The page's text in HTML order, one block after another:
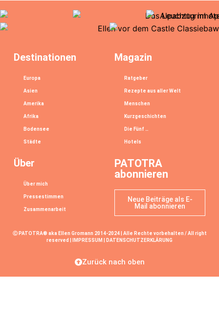
Destinationen
Europa
Asien
Amerika
Afrika
Bodensee
Städte
Magazin
Ratgeber
Rezepte aus aller Welt
Menschen
Kurzgeschichten
Die Fünf …
Hotels
Über
Über mich
Pressestimmen
Zusammenarbeit
PATOTRA
abonnieren
Neue Beiträge als E-
Mail abonnieren
Ⓒ PATOTRA® aka Ellen Gromann 2014-2024 | Alle Rechte vorbehalten / All right
reserved |
IMPRESSUM DATENSCHUTZERKLÄRUNG
Zurück nach oben